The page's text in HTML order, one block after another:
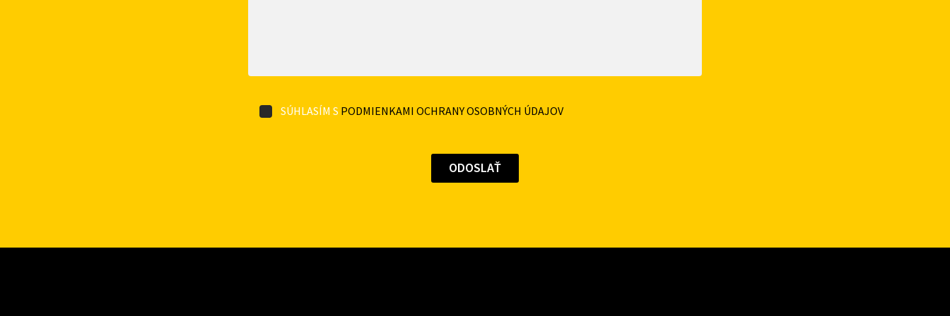
SÚHLASÍM S PODMIENKAMI OCHRANY OSOBNÝCH ÚDAJOV